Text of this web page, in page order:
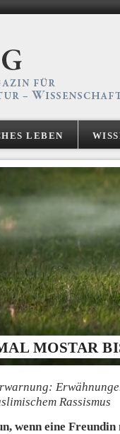
LEBEN
MOSTAR
Rassismus
wenn eine